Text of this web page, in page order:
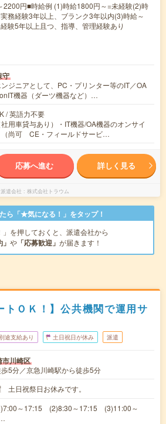
2200円■時給例 (1)時給1800円～=未経験(2)時
務経験3年以上、ブランク3年以内(3)時給～
験5年以上且つ、指導、管理経験あり
守
ジニアとして、PC・プリンター等のIT／OA
機器（ダーツ機器など）…
/ 英語力不要
社用車貸与あり）・IT機器/OA機器のオンサイ
尚可 CE・フィールドサービ…
応募へ進む 詳しく見る
派遣会社 株式会社トラウム
ら「★気になる！」をタップ！
」を押しておくと、派遣会社から
や 「応募歓迎」 が届きます！
トＯＫ！】公共機関で運用サ
途支給あり 土日祝日が休み 派遣
市川崎区
5分／京急川崎駅から徒歩5分
日祝祭日お休みです。
～17:15 (2)8:30～17:15 (3)11:00～